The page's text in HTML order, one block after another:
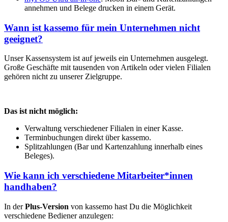
annehmen und Belege drucken in einem Gerät.
Wann ist kassemo für mein Unternehmen nicht
geeignet?
Unser Kassensystem ist auf jeweils ein Unternehmen ausgelegt.
Große Geschäfte mit tausenden von Artikeln oder vielen Filialen
gehören nicht zu unserer Zielgruppe.
Das ist nicht möglich:
Verwaltung verschiedener Filialen in einer Kasse.
Terminbuchungen direkt über kassemo.
Splitzahlungen (Bar und Kartenzahlung innerhalb eines
Beleges).
Wie kann ich verschiedene Mitarbeiter*innen
handhaben?
In derPlus-Version von kassemo hast Du die Möglichkeit
verschiedene Bediener anzulegen: